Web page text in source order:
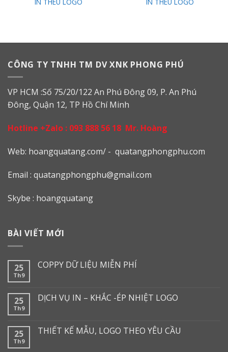
CÔNG TY TNHH TM DV XNK PHONG PHÚ
VP HCM :Số 75/20/122 An Phú Đông 09, P. An Phú
Đông, Quận 12, TP Hồ Chí Minh
Hotline +Zalo : 093 888 56 18 Mr. Hoàng
Web: hoangquatang.com/ - quatangphongphu.com
Email : quatangphongphu@gmail.com
Skybe : hoangquatang
BÀI VIẾT MỚI
25
Th9
COPPY DỮ LIỆU MIỄN PHÍ
25
Th9
DỊCH VỤ IN – KHẮC -ÉP NHIỆT LOGO
25
Th9
THIẾT KẾ MẪU, LOGO THEO YÊU CẦU